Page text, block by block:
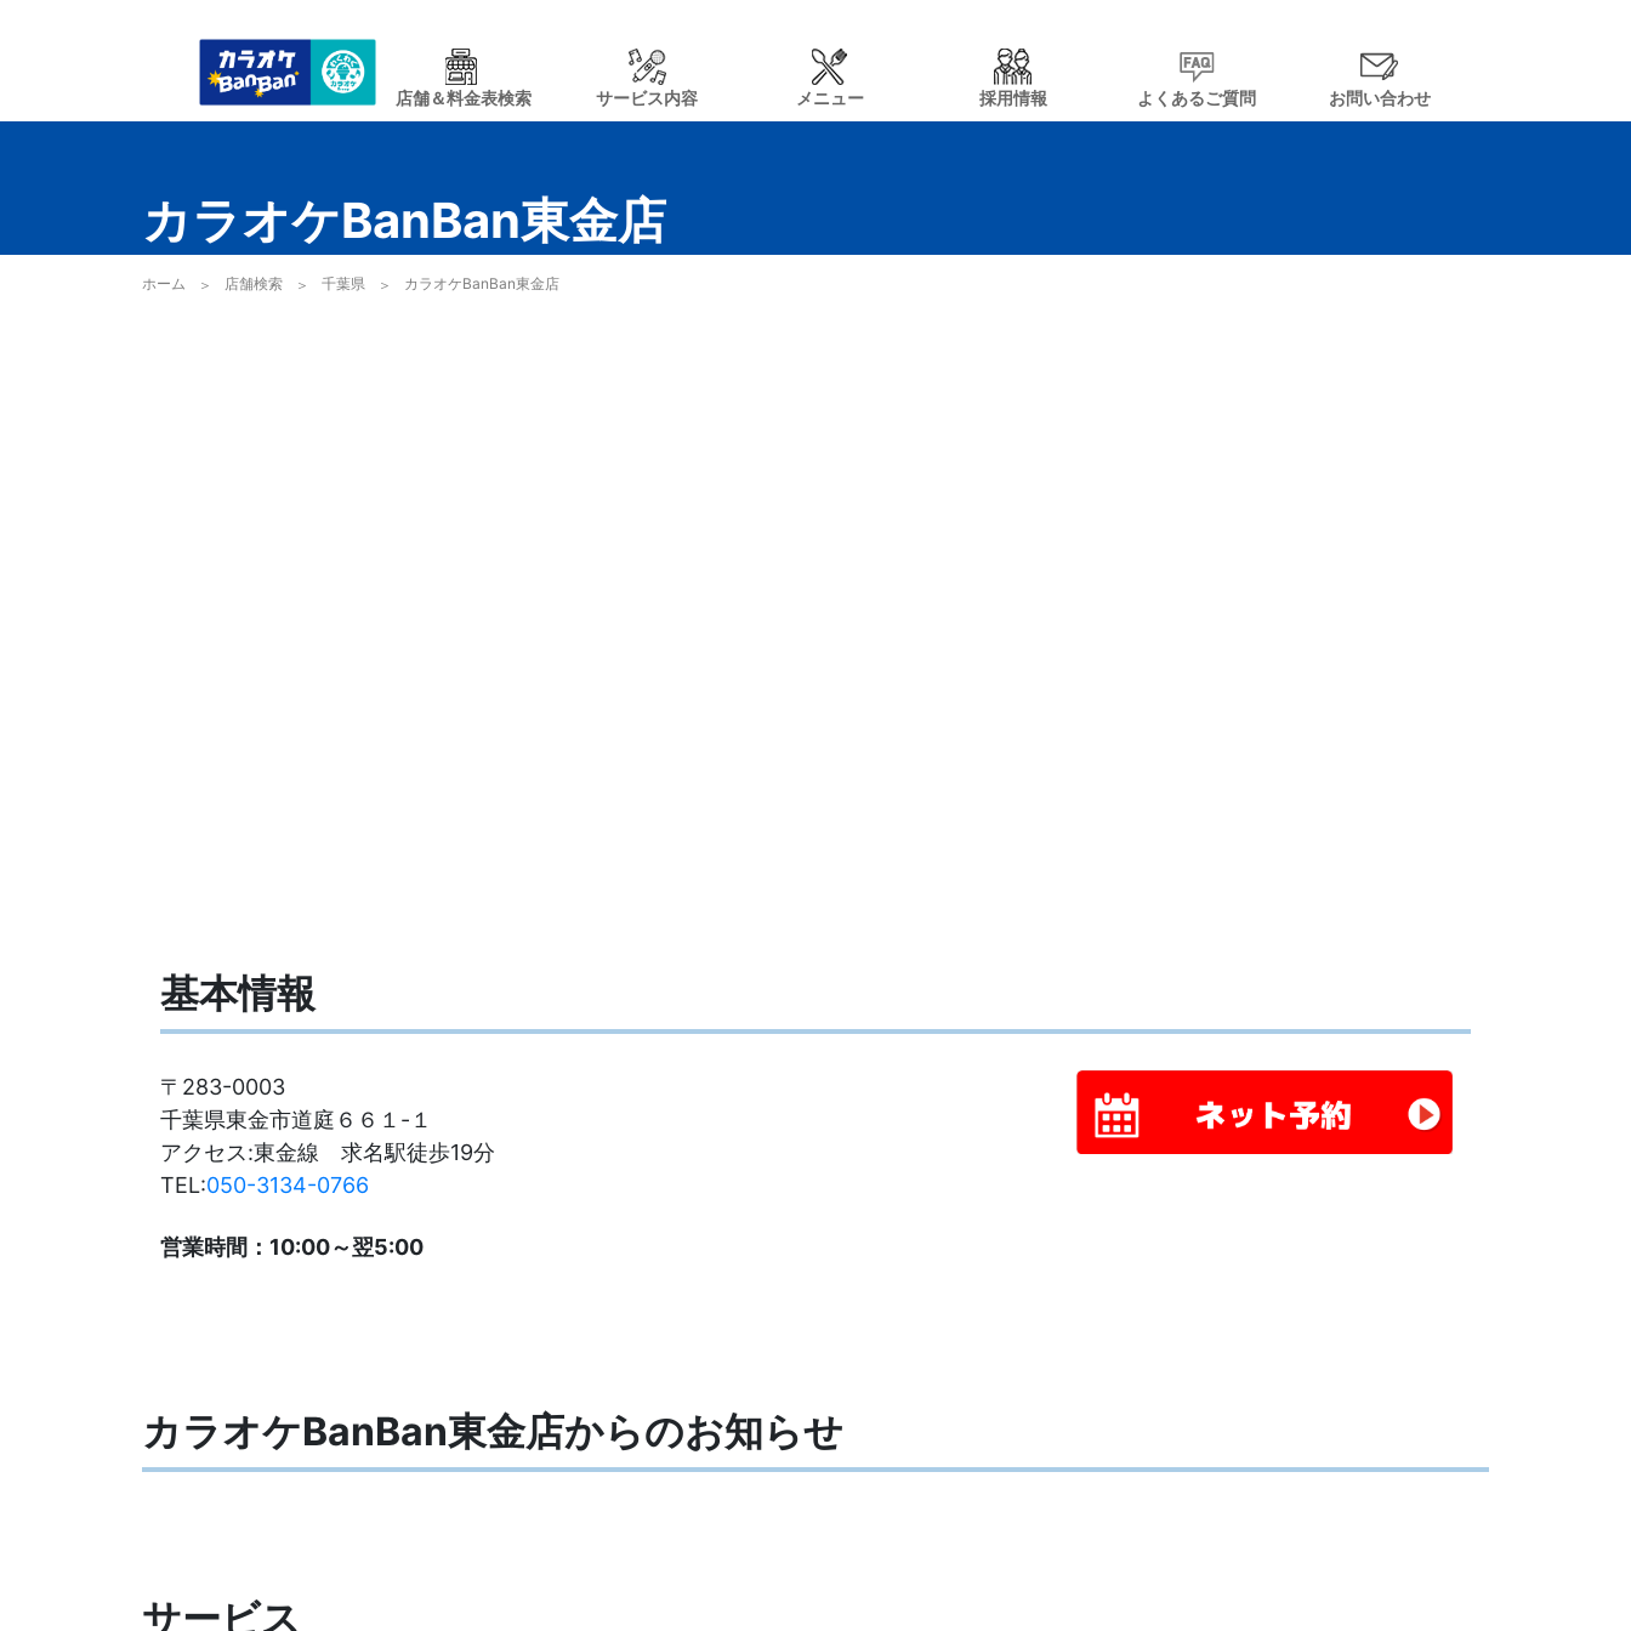
店舗＆料金表検索 サービス内容 メニュー 採用情報 よくあるご質問 お問い合わせ
カラオケBanBan東金店
ホーム 店舗検索 千葉県 カラオケBanBan東金店
基本情報
〒283-0003
千葉県東金市道庭６６１-１
アクセス:東金線 求名駅徒歩19分
TEL:050-3134-0766
営業時間：10:00～翌5:00
カラオケBanBan東金店からのお知らせ
サービス